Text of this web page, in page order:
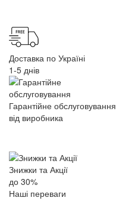
Доставка по Україні
1-5 днів
Гарантійне обслуговування
від виробника
Знижки та Акції
до 30%
Наші переваги